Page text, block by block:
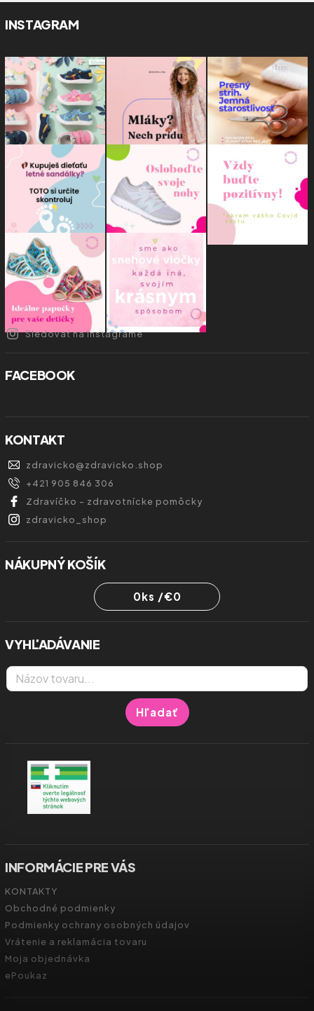
INSTAGRAM
Sledovať na Instagrame
FACEBOOK
KONTAKT
zdravicko@zdravicko.shop
+421 905 846 306
Zdravíčko - zdravotnícke pomôcky
zdravicko_shop
NÁKUPNÝ KOŠÍK
0ks /€0
VYHĽADÁVANIE
Hľadať
INFORMÁCIE PRE VÁS
KONTAKTY
Obchodné podmienky
Podmienky ochrany osobných údajov
Vrátenie a reklamácia tovaru
Moja objednávka
ePoukaz